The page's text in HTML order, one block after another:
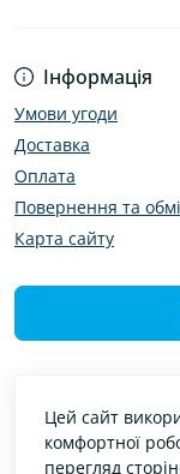
Інформація
Умови угоди
Доставка
Оплата
Повернення та
Карта сайту
Цей сайт
комфортної
перегляд